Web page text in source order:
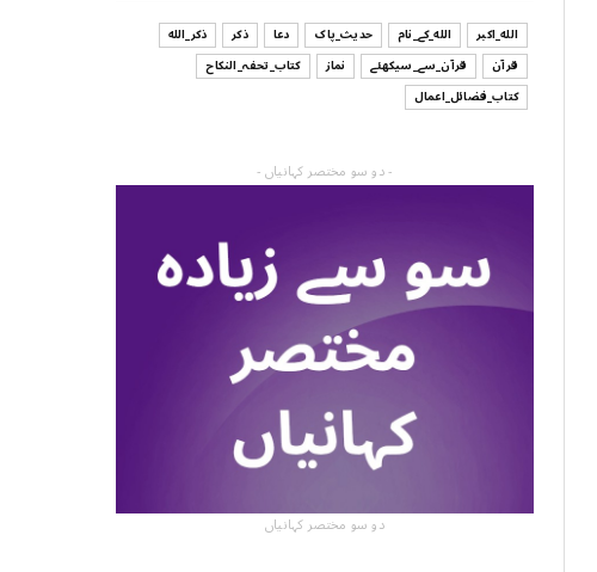
الله_اکبر الله_کے_نام حدیث_پاک دعا ذکر
ذکر_الله
قرآن
قرآن_سے_سیکھئے نماز
کتاب_تحفہ_النکاح
کتاب_فضائل_اعمال
- دو سو مختصر کہانیاں -
دو سو مختصر کہانیاں